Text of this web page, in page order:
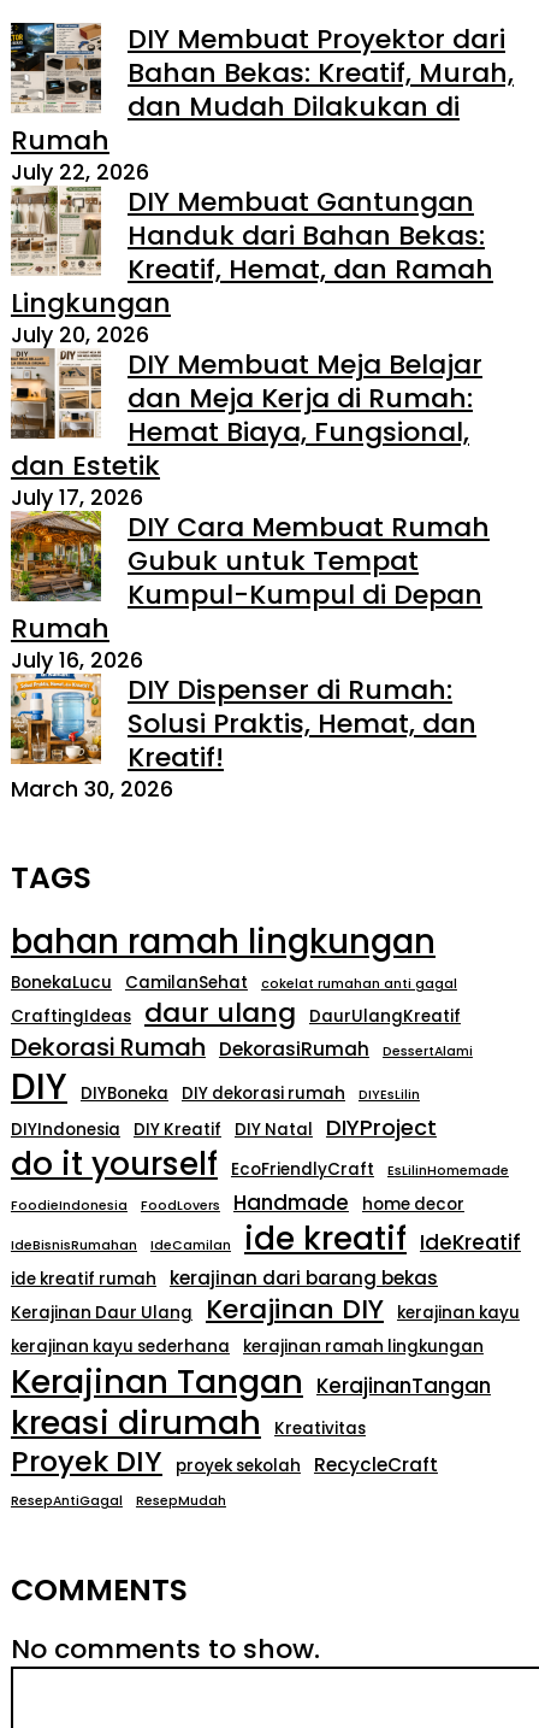
DIY Membuat Proyektor dari
Bahan Bekas: Kreatif, Murah,
dan Mudah Dilakukan di
Rumah
July 22, 2026
DIY Membuat Gantungan
Handuk dari Bahan Bekas:
Kreatif, Hemat, dan Ramah
Lingkungan
July 20, 2026
DIY Membuat Meja Belajar
dan Meja Kerja di Rumah:
Hemat Biaya, Fungsional,
dan Estetik
July 17, 2026
DIY Cara Membuat Rumah
Gubuk untuk Tempat
Kumpul-Kumpul di Depan
Rumah
July 16, 2026
DIY Dispenser di Rumah:
Solusi Praktis, Hemat, dan
Kreatif!
March 30, 2026
TAGS
bahan ramah lingkungan
BonekaLucu CamilanSehat cokelat rumahan anti gagal
CraftingIdeas daur ulang DaurUlangKreatif
Dekorasi Rumah DekorasiRumah DessertAlami
DIY DIYBoneka DIY dekorasi rumah DIYEsLilin
DIYIndonesia DIY Kreatif DIY Natal DIYProject
do it yourself EcoFriendlyCraft
EsLilinHomemade
FoodieIndonesia
FoodLovers Handmade home decor
IdeBisnisRumahan IdeCamilan ide kreatif IdeKreatif
ide kreatif rumah kerajinan dari barang bekas
Kerajinan Daur Ulang Kerajinan DIY
kerajinan kayu
kerajinan kayu sederhana
kerajinan ramah lingkungan
Kerajinan Tangan KerajinanTangan
kreasi dirumah Kreativitas
Proyek DIY proyek sekolah RecycleCraft
ResepAntiGagal ResepMudah
COMMENTS
No comments to show.
S